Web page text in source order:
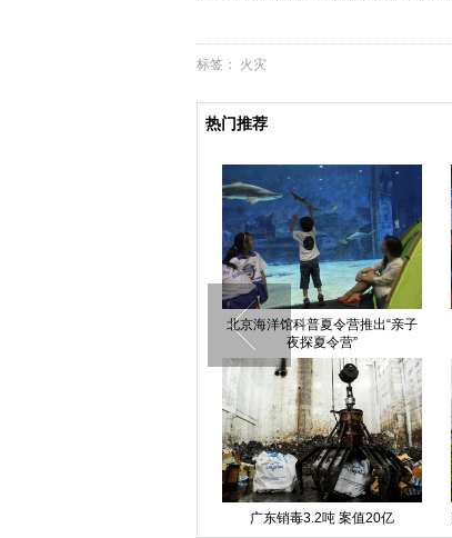
标签： 火灾
热门推荐
北京海洋馆科普夏令营推出“亲子
夜探夏令营”
广东销毒3.2吨 案值20亿